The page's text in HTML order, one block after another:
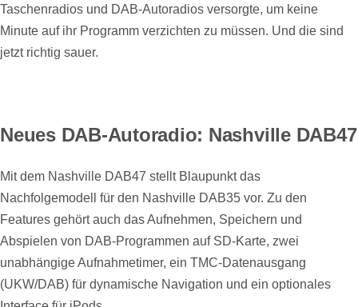
Taschenradios und DAB-Autoradios versorgte, um keine
Minute auf ihr Programm verzichten zu müssen. Und die sind
jetzt richtig sauer.
Neues DAB-Autoradio: Nashville DAB47
Mit dem Nashville DAB47 stellt Blaupunkt das
Nachfolgemodell für den Nashville DAB35 vor. Zu den
Features gehört auch das Aufnehmen, Speichern und
Abspielen von DAB-Programmen auf SD-Karte, zwei
unabhängige Aufnahmetimer, ein TMC-Datenausgang
(UKW/DAB) für dynamische Navigation und ein optionales